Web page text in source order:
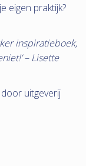
eigen praktijk?
inspiratieboek,
– Lisette
uitgeverij